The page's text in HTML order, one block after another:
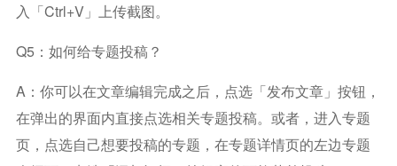
入「ctrl+V」上传截图。
Q5：如何给专题投稿？
A：你可以在文章编辑完成之后，点选「发布文章」按钮，
在弹出的界面内直接点选相关专题投稿。或者，进入专题
页，点选自己想要投稿的专题，在专题详情页的左边专题